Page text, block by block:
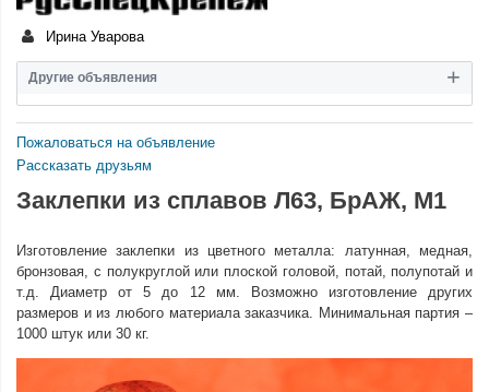
Ирина Уварова
Другие объявления
Пожаловаться на объявление
Рассказать друзьям
Заклепки из сплавов Л63, БрАЖ, М1
Изготовление заклепки из цветного металла: латунная, медная,
бронзовая, с полукруглой или плоской головой, потай, полупотай и
т.д. Диаметр от 5 до 12 мм. Возможно изготовление других
размеров и из любого материала заказчика. Минимальная партия –
1000 штук или 30 кг.